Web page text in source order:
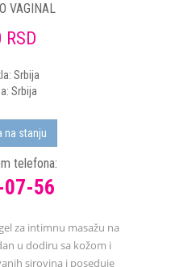
VAGINAL
RSD
Srbija
Srbija
na stanju
telefona:
56
za intimnu masažu na
u dodiru sa kožom i
sirovina i poseduje